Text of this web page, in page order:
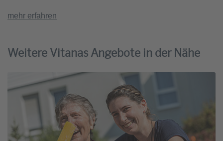
mehr erfahren
Weitere Vitanas Angebote in der Nähe